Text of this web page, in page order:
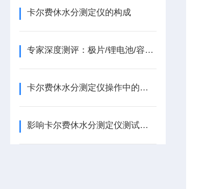
卡尔费休水分测定仪的构成
专家深度测评：极片/锂电池/容量法/库仑/微量/卡尔费休水分测定仪品牌性能 PK，国产与进口厂家技术实力对比
卡尔费休水分测定仪操作中的常见错误与规避方法
影响卡尔费休水分测定仪测试的物质有哪些？